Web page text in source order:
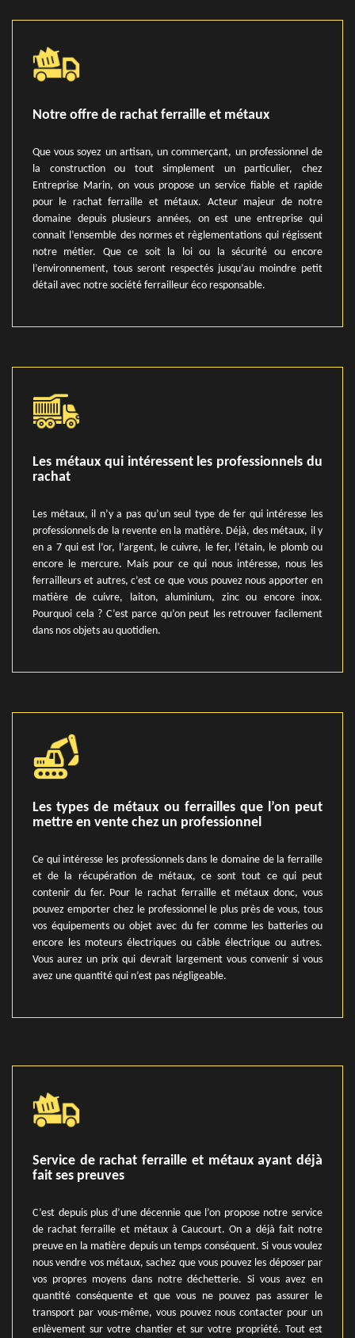
Notre offre de rachat ferraille et métaux
Que vous soyez un artisan, un commerçant, un professionnel de
la construction ou tout simplement un particulier, chez
Entreprise Marin, on vous propose un service fiable et rapide
pour le rachat ferraille et métaux. Acteur majeur de notre
domaine depuis plusieurs années, on est une entreprise qui
connait l’ensemble des normes et règlementations qui régissent
notre métier. Que ce soit la loi ou la sécurité ou encore
l’environnement, tous seront respectés jusqu’au moindre petit
détail avec notre société ferrailleur éco responsable.
Les métaux qui intéressent les professionnels du
rachat
Les métaux, il n’y a pas qu’un seul type de fer qui intéresse les
professionnels de la revente en la matière. Déjà, des métaux, il y
en a 7 qui est l’or, l’argent, le cuivre, le fer, l’étain, le plomb ou
encore le mercure. Mais pour ce qui nous intéresse, nous les
ferrailleurs et autres, c’est ce que vous pouvez nous apporter en
matière de cuivre, laiton, aluminium, zinc ou encore inox.
Pourquoi cela ? C’est parce qu’on peut les retrouver facilement
dans nos objets au quotidien.
Les types de métaux ou ferrailles que l’on peut
mettre en vente chez un professionnel
Ce qui intéresse les professionnels dans le domaine de la ferraille
et de la récupération de métaux, ce sont tout ce qui peut
contenir du fer. Pour le rachat ferraille et métaux donc, vous
pouvez emporter chez le professionnel le plus près de vous, tous
vos équipements ou objet avec du fer comme les batteries ou
encore les moteurs électriques ou câble électrique ou autres.
Vous aurez un prix qui devrait largement vous convenir si vous
avez une quantité qui n’est pas négligeable.
Service de rachat ferraille et métaux ayant déjà
fait ses preuves
C’est depuis plus d’une décennie que l’on propose notre service
de rachat ferraille et métaux à Caucourt. On a déjà fait notre
preuve en la matière depuis un temps conséquent. Si vous voulez
nous vendre vos métaux, sachez que vous pouvez les déposer par
vos propres moyens dans notre déchetterie. Si vous avez en
quantité conséquente et que vous ne pouvez pas assurer le
transport par vous-même, vous pouvez nous contacter pour un
enlèvement sur votre chantier et sur votre propriété. Tout est